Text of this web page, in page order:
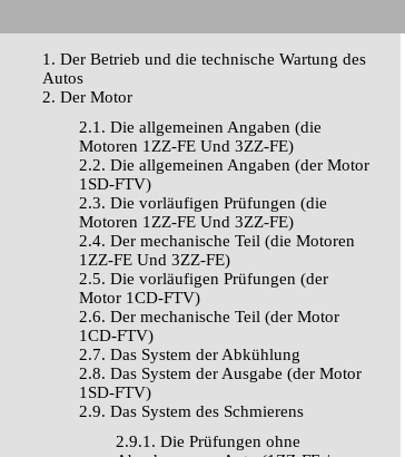
1. Der Betrieb und die technische Wartung des
Autos
2. Der Motor
2.1. Die allgemeinen Angaben (die
Motoren 1ZZ-FE Und 3ZZ-FE)
2.2. Die allgemeinen Angaben (der Motor
1SD-FTV)
2.3. Die vorläufigen Prüfungen (die
Motoren 1ZZ-FE Und 3ZZ-FE)
2.4. Der mechanische Teil (die Motoren
1ZZ-FE Und 3ZZ-FE)
2.5. Die vorläufigen Prüfungen (der
Motor 1CD-FTV)
2.6. Der mechanische Teil (der Motor
1CD-FTV)
2.7. Das System der Abkühlung
2.8. Das System der Ausgabe (der Motor
1SD-FTV)
2.9. Das System des Schmierens
2.9.1. Die Prüfungen ohne